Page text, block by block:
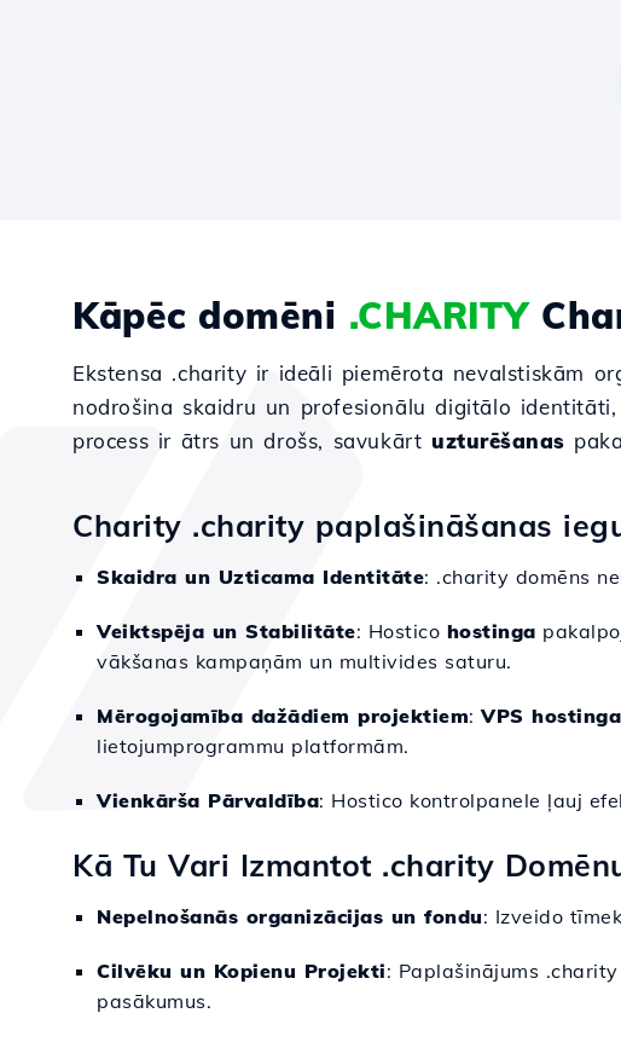
Kāpēc domēni .CHARITY
Ekstensa .charity ir ideāli piemērota nevalstiskām
nodrošina skaidru un profesionālu digitālo
process ir ātrs un drošs, savukārt uzturēšanas
Charity .charity paplašināšanas
Skaidra un Uzticama Identitāte: .charity domēns
Veiktspēja un Stabilitāte: Hostico hostinga
vākšanas kampaņām un multivides saturu.
Mērogojamība dažādiem projektiem:VPS hostinga
lietojumprogrammu platformām.
Vienkārša Pārvaldība: Hostico kontrolpanele ļauj
Kā Tu Vari Izmantot .charity
Nepelnošanās organizācijas un fondu: Izveido
Cilvēku un Kopienu Projekti: Paplašinājums
pasākumus.